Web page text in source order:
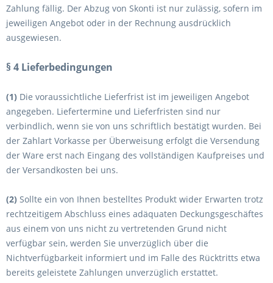
Zahlung fällig. Der Abzug von Skonti ist nur zulässig, sofern im
jeweiligen Angebot oder in der Rechnung ausdrücklich
ausgewiesen.
§ 4 Lieferbedingungen
(1) Die voraussichtliche Lieferfrist ist im jeweiligen Angebot
angegeben. Liefertermine und Lieferfristen sind nur
verbindlich, wenn sie von uns schriftlich bestätigt wurden. Bei
der Zahlart Vorkasse per Überweisung erfolgt die Versendung
der Ware erst nach Eingang des vollständigen Kaufpreises und
der Versandkosten bei uns.
(2) Sollte ein von Ihnen bestelltes Produkt wider Erwarten trotz
rechtzeitigem Abschluss eines adäquaten Deckungsgeschäftes
aus einem von uns nicht zu vertretenden Grund nicht
verfügbar sein, werden Sie unverzüglich über die
Nichtverfügbarkeit informiert und im Falle des Rücktritts etwa
bereits geleistete Zahlungen unverzüglich erstattet.